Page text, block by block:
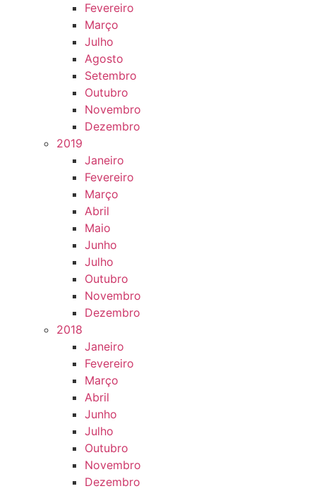
Fevereiro
Março
Julho
Agosto
Setembro
Outubro
Novembro
Dezembro
2019
Janeiro
Fevereiro
Março
Abril
Maio
Junho
Julho
Outubro
Novembro
Dezembro
2018
Janeiro
Fevereiro
Março
Abril
Junho
Julho
Outubro
Novembro
Dezembro